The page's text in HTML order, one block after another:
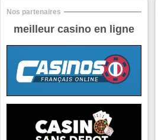
Nos partenaires
meilleur casino en ligne